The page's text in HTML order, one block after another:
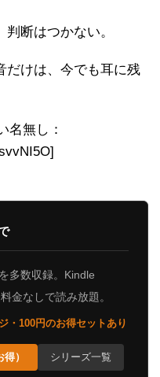
断はつかない。
だけは、今でも耳に残
名無し：
多数収録。Kindle
金なしで読み放題。
・100円のお得セットあり
） シリーズ一覧